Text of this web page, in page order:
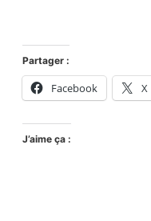
Partager :
Facebook X
J’aime ça :